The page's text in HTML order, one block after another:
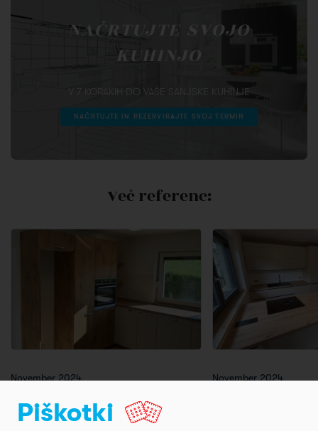
NAČRTUJTE SVOJO
KUHINJO
V 7 KORAKIH DO VAŠE SANJSKE KUHINJE
NAČRTUJTE IN REZERVIRAJTE SVOJ TERMIN
Več referenc:
November 2024
Model Amica, U-oblika
November 2024
Piškotki